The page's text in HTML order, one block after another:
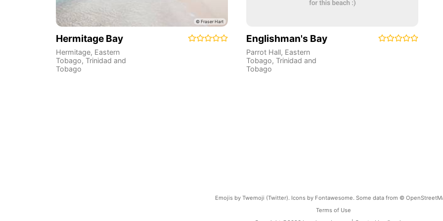
Hermitage Bay
Hermitage, Eastern
Tobago, Trinidad and
Tobago
Englishman's Bay
Parrot Hall, Eastern
Tobago, Trinidad and
Tobago
Emojis by Twemoji (Twitter). Icons by Fontawesome. Some data from ©
Terms of Use